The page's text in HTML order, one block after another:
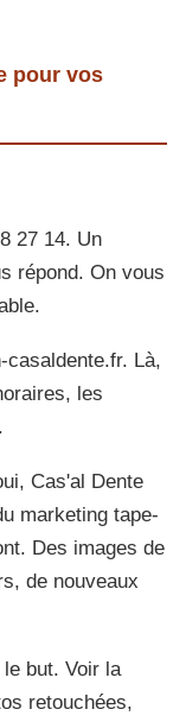
pour vos
27 14. Un
répond. On vous
Là,
les
Cas'al Dente
marketing tape-
Des images de
de nouveaux
but. Voir la
retouchées,